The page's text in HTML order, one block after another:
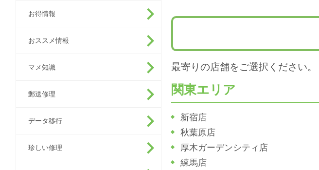
お得情報
おススメ情報
マメ知識
郵送修理
データ移行
珍しい修理
最寄りの店舗をご選択ください。
関東エリア
新宿店
秋葉原店
厚木ガーデンシティ店
練馬店